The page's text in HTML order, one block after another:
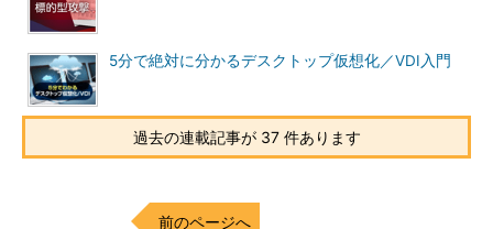
5分で絶対に分かるデスクトップ仮想化／VDI入門
過去の連載記事が 37 件あります
前のページへ